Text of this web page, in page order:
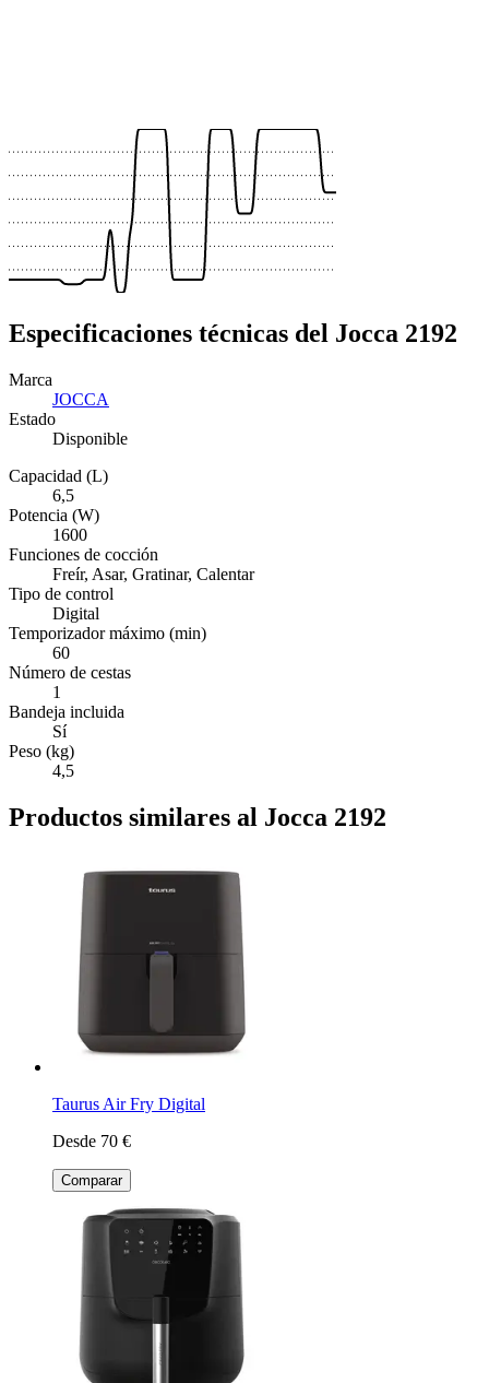
Especificaciones técnicas del Jocca 2192
Marca
JOCCA
Estado
Disponible
Capacidad (L)
6,5
Potencia (W)
1600
Funciones de cocción
Freír, Asar, Gratinar, Calentar
Tipo de control
Digital
Temporizador máximo (min)
60
Número de cestas
1
Bandeja incluida
Sí
Peso (kg)
4,5
Productos similares al Jocca 2192
Taurus Air Fry Digital
Desde 70 €
Comparar